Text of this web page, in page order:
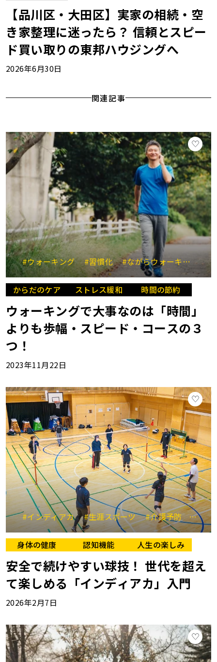
【品川区・大田区】実家の相続・空
き家整理に迷ったら？ 信頼とスピー
ド買い取りの東邦ハウジングへ
2026年6月30日
関連記事
#ウォーキング #習慣化 #ながらウォーキング #
からだのケア ストレス緩和 時間の節約
ウォーキングで大事なのは「時間」
よりも歩幅・スピード・コースの３
つ！
2023年11月22日
#インディアカ #生涯スポーツ #介護予防 #フレ
身体の健康 認知機能 人生の楽しみ
安全で続けやすい球技！ 世代を超え
て楽しめる「インディアカ」入門
2026年2月7日